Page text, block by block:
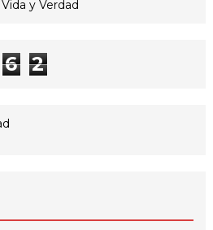
y Verdad
6 2